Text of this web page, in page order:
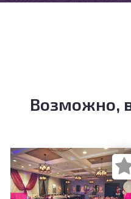
Возможно,